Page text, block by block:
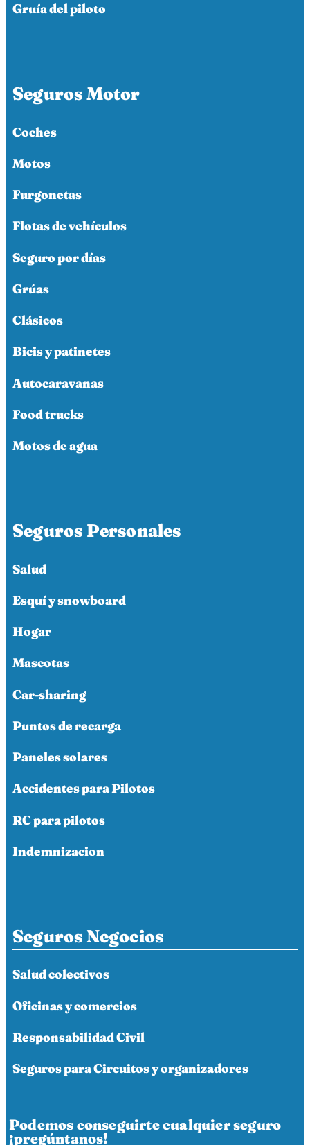
Gruía del piloto
Seguros Motor
Coches
Motos
Furgonetas
Flotas de vehículos
Seguro por días
Grúas
Clásicos
Bicis y patinetes
Autocaravanas
Food trucks
Motos de agua
Seguros Personales
Salud
Esquí y snowboard
Hogar
Mascotas
Car-sharing
Puntos de recarga
Paneles solares
Accidentes para Pilotos
RC para pilotos
Indemnizacion
Seguros Negocios
Salud colectivos
Oficinas y comercios
Responsabilidad Civil
Seguros para Circuitos y organizadores
Podemos conseguirte cualquier seguro
¡pregúntanos!